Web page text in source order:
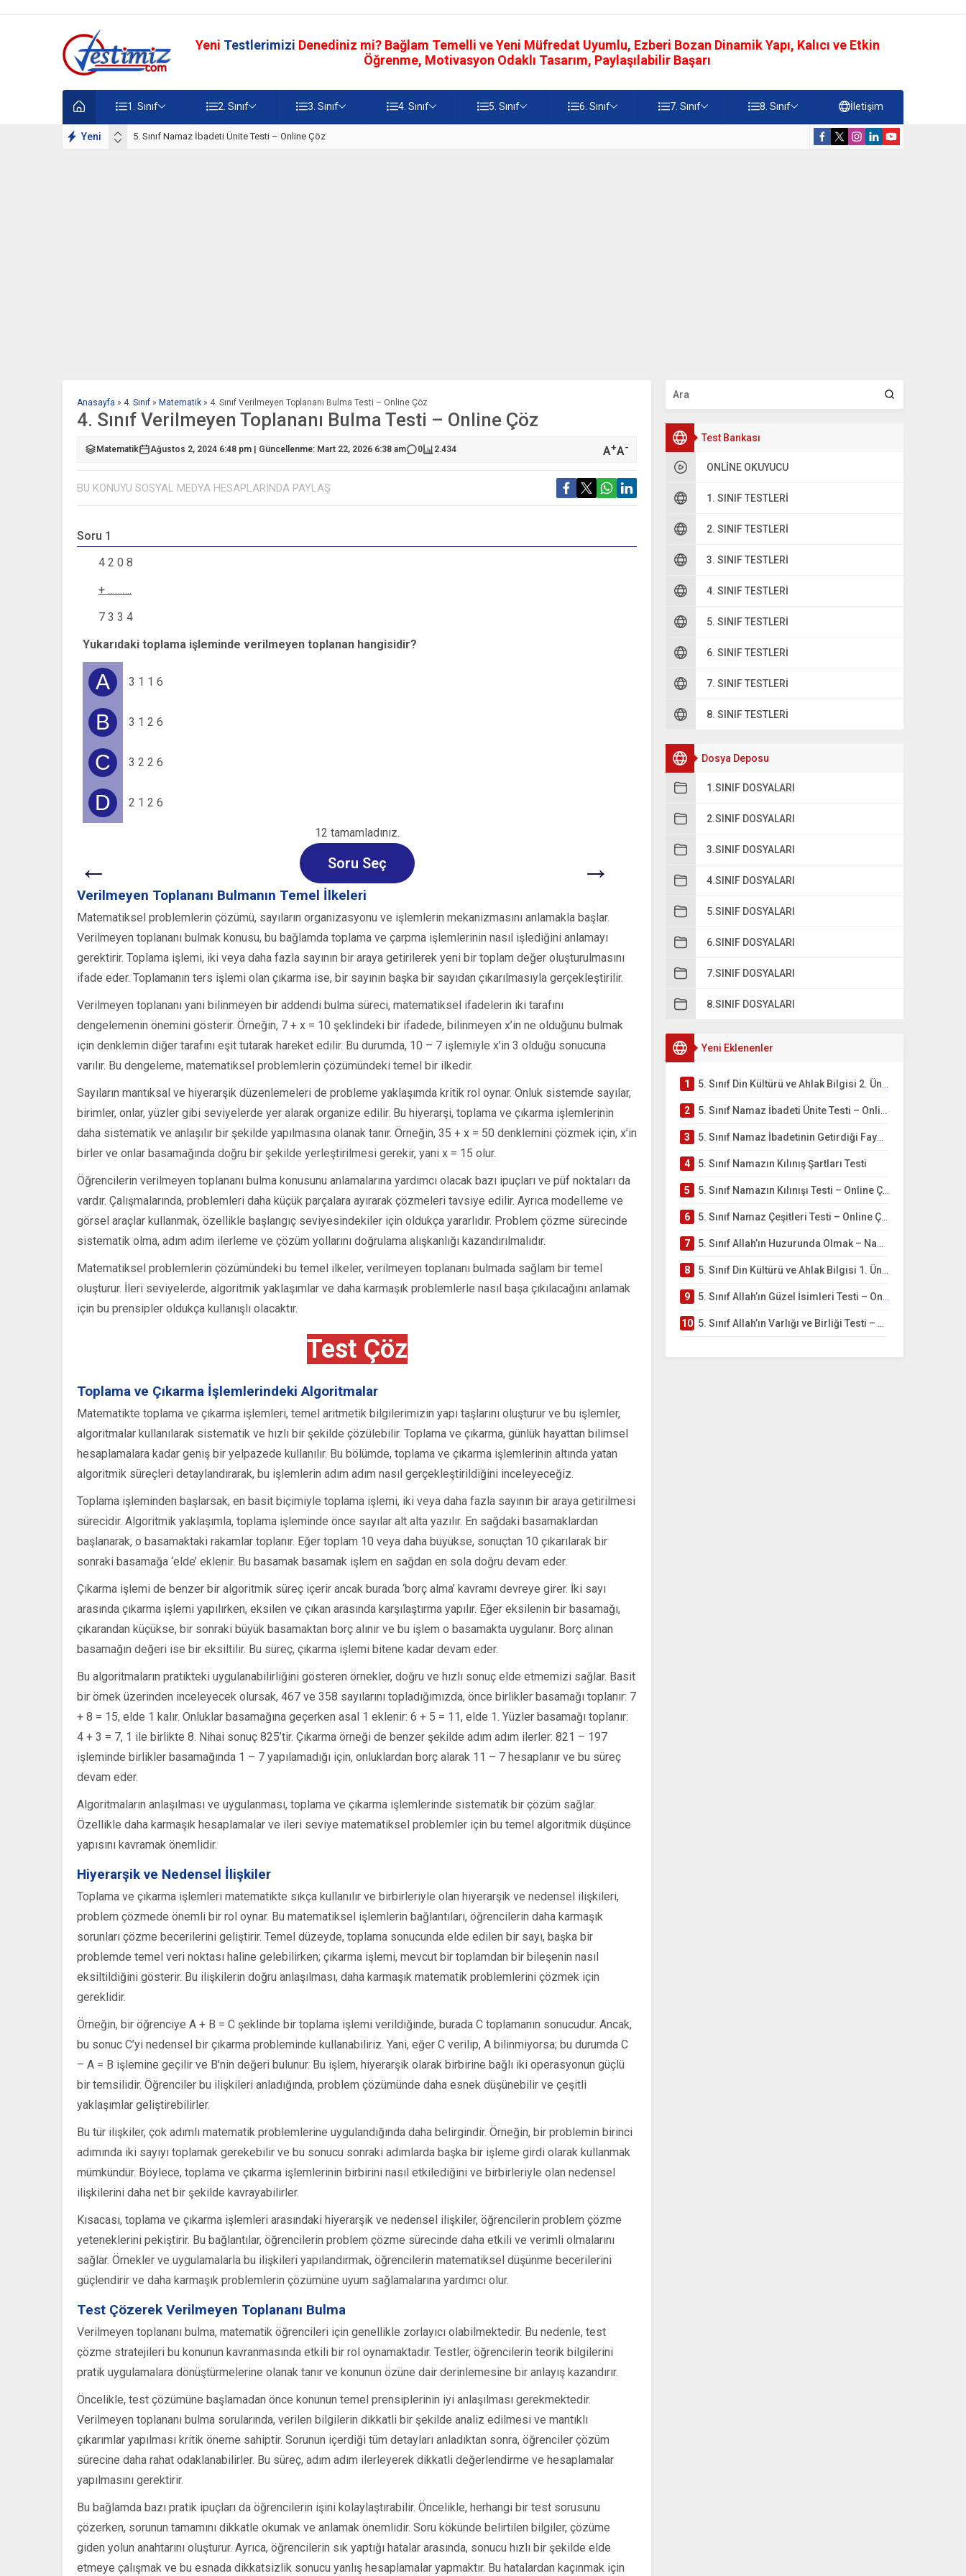
Yeni Testlerimizi Denediniz mi? Bağlam Temelli ve Yeni Müfredat Uyumlu, Ezberi Bozan Dinamik Yapı, Kalıcı ve Etkin
Öğrenme, Motivasyon Odaklı Tasarım, Paylaşılabilir Başarı
1. Sınıf 2. Sınıf 3. Sınıf 4. Sınıf 5. Sınıf 6. Sınıf 7. Sınıf 8. Sınıf İletişim
Yeni 5. Sınıf Namaz İbadeti Ünite Testi – Online Çöz
Test Bankası
ONLINE OKUYUCU
1. SINIF TESTLERI
2. SINIF TESTLERI
3. SINIF TESTLERI
4. SINIF TESTLERI
5. SINIF TESTLERI
6. SINIF TESTLERI
7. SINIF TESTLERI
8. SINIF TESTLERI
Dosya Deposu
1.SINIF DOSYALARI
2.SINIF DOSYALARI
3.SINIF DOSYALARI
4.SINIF DOSYALARI
5.SINIF DOSYALARI
6.SINIF DOSYALARI
7.SINIF DOSYALARI
8.SINIF DOSYALARI
Yeni Eklenenler
1 5. Sınıf Din Kültürü ve Ahlak Bilgisi 2. Ünite: Namaz İbadeti Çalışmaları
2 5. Sınıf Namaz İbadeti Ünite Testi – Online Çöz
3 5. Sınıf Namaz İbadetinin Getirdiği Faydalar Testi
4 5. Sınıf Namazın Kılınış Şartları Testi
5 5. Sınıf Namazın Kılınışı Testi – Online Çöz
6 5. Sınıf Namaz Çeşitleri Testi – Online Çöz
7 5. Sınıf Allah’ın Huzurunda Olmak – Namaz İbadeti Testi
8 5. Sınıf Din Kültürü ve Ahlak Bilgisi 1. Ünite: Allah İnancı Çalışmaları
9 5. Sınıf Allah’ın Güzel İsimleri Testi – Online Çöz
10 5. Sınıf Allah’ın Varlığı ve Birliği Testi – Online Çöz
Anasayfa » 4. Sınıf » Matematik » 4. Sınıf Verilmeyen Toplananı Bulma Testi – Online Çöz
4. Sınıf Verilmeyen Toplananı Bulma Testi – Online Çöz
Matematik Ağustos 2, 2024 6:48 pm | Güncellenme: Mart 22, 2026 6:38 am 0 2.434 A+A-
BU KONUYU SOSYAL MEDYA HESAPLARINDA PAYLAŞ
Soru 1
4 2 0 8
+ ……….
7 3 3 4
Yukarıdaki toplama işleminde verilmeyen toplanan hangisidir?
A 3 1 1 6
B 3 1 2 6
C 3 2 2 6
D 2 1 2 6
………..
+ 3 7 4 1
8 3 1 0
Yukarıdaki toplama işleminde verilmeyen toplanan
4 5 6 9
3 5 6 9
3 4 6 9
12 tamamladınız.
← Soru Seç →
Verilmeyen Toplananı Bulmanın Temel İlkeleri
Matematiksel problemlerin çözümü, sayıların organizasyonu ve işlemlerin mekanizmasını anlamakla başlar.
Verilmeyen toplananı bulmak konusu, bu bağlamda toplama ve çarpma işlemlerinin nasıl işlediğini anlamayı
gerektirir. Toplama işlemi, iki veya daha fazla sayının bir araya getirilerek yeni bir toplam değer oluşturulmasını
ifade eder. Toplamanın ters işlemi olan çıkarma ise, bir sayının başka bir sayıdan çıkarılmasıyla gerçekleştirilir.
Verilmeyen toplananı yani bilinmeyen bir addendi bulma süreci, matematiksel ifadelerin iki tarafını
dengelemenin önemini gösterir. Örneğin, 7 + x = 10 şeklindeki bir ifadede, bilinmeyen x’in ne olduğunu bulmak
için denklemin diğer tarafını eşit tutarak hareket edilir. Bu durumda, 10 – 7 işlemiyle x’in 3 olduğu sonucuna
varılır. Bu dengeleme, matematiksel problemlerin çözümündeki temel bir ilkedir.
Sayıların mantıksal ve hiyerarşik düzenlemeleri de probleme yaklaşımda kritik rol oynar. Onluk sistemde sayılar,
birimler, onlar, yüzler gibi seviyelerde yer alarak organize edilir. Bu hiyerarşi, toplama ve çıkarma işlemlerinin
daha sistematik ve anlaşılır bir şekilde yapılmasına olanak tanır. Örneğin, 35 + x = 50 denklemini çözmek için, x’in
birler ve onlar basamağında doğru bir şekilde yerleştirilmesi gerekir, yani x = 15 olur.
Öğrencilerin verilmeyen toplananı bulma konusunu anlamalarına yardımcı olacak bazı ipuçları ve püf noktaları da
vardır. Çalışmalarında, problemleri daha küçük parçalara ayırarak çözmeleri tavsiye edilir. Ayrıca modelleme ve
görsel araçlar kullanmak, özellikle başlangıç seviyesindekiler için oldukça yararlıdır. Problem çözme sürecinde
sistematik olma, adım adım ilerleme ve çözüm yollarını doğrulama alışkanlığı kazandırılmalıdır.
Matematiksel problemlerin çözümündeki bu temel ilkeler, verilmeyen toplananı bulmada sağlam bir temel
oluşturur. İleri seviyelerde, algoritmik yaklaşımlar ve daha karmaşık problemlerle nasıl başa çıkılacağını anlamak
için bu prensipler oldukça kullanışlı olacaktır.
Test Çöz
Toplama ve Çıkarma İşlemlerindeki Algoritmalar
Matematikte toplama ve çıkarma işlemleri, temel aritmetik bilgilerimizin yapı taşlarını oluşturur ve bu işlemler,
algoritmalar kullanılarak sistematik ve hızlı bir şekilde çözülebilir. Toplama ve çıkarma, günlük hayattan bilimsel
hesaplamalara kadar geniş bir yelpazede kullanılır. Bu bölümde, toplama ve çıkarma işlemlerinin altında yatan
algoritmik süreçleri detaylandırarak, bu işlemlerin adım adım nasıl gerçekleştirildiğini inceleyeceğiz.
Toplama işleminden başlarsak, en basit biçimiyle toplama işlemi, iki veya daha fazla sayının bir araya getirilmesi
sürecidir. Algoritmik yaklaşımla, toplama işleminde önce sayılar alt alta yazılır. En sağdaki basamaklardan
başlanarak, o basamaktaki rakamlar toplanır. Eğer toplam 10 veya daha büyükse, sonuçtan 10 çıkarılarak bir
sonraki basamağa ‘elde’ eklenir. Bu basamak basamak işlem en sağdan en sola doğru devam eder.
Çıkarma işlemi de benzer bir algoritmik süreç içerir ancak burada ‘borç alma’ kavramı devreye girer. İki sayı
arasında çıkarma işlemi yapılırken, eksilen ve çıkan arasında karşılaştırma yapılır. Eğer eksilenin bir basamağı,
çıkarandan küçükse, bir sonraki büyük basamaktan borç alınır ve bu işlem o basamakta uygulanır. Borç alınan
basamağın değeri ise bir eksiltilir. Bu süreç, çıkarma işlemi bitene kadar devam eder.
Bu algoritmaların pratikteki uygulanabilirliğini gösteren örnekler, doğru ve hızlı sonuç elde etmemizi sağlar. Basit
bir örnek üzerinden inceleyecek olursak, 467 ve 358 sayılarını topladığımızda, önce birlikler basamağı toplanır: 7
+ 8 = 15, elde 1 kalır. Onluklar basamağına geçerken asal 1 eklenir: 6 + 5 = 11, elde 1. Yüzler basamağı toplanır:
4 + 3 = 7, 1 ile birlikte 8. Nihai sonuç 825’tir. Çıkarma örneği de benzer şekilde adım adım ilerler: 821 – 197
işleminde birlikler basamağında 1 – 7 yapılamadığı için, onluklardan borç alarak 11 – 7 hesaplanır ve bu süreç
devam eder.
Algoritmaların anlaşılması ve uygulanması, toplama ve çıkarma işlemlerinde sistematik bir çözüm sağlar.
Özellikle daha karmaşık hesaplamalar ve ileri seviye matematiksel problemler için bu temel algoritmik düşünce
yapısını kavramak önemlidir.
Hiyerarşik ve Nedensel İlişkiler
Toplama ve çıkarma işlemleri matematikte sıkça kullanılır ve birbirleriyle olan hiyerarşik ve nedensel ilişkileri,
problem çözmede önemli bir rol oynar. Bu matematiksel işlemlerin bağlantıları, öğrencilerin daha karmaşık
sorunları çözme becerilerini geliştirir. Temel düzeyde, toplama sonucunda elde edilen bir sayı, başka bir
problemde temel veri noktası haline gelebilirken; çıkarma işlemi, mevcut bir toplamdan bir bileşenin nasıl
eksiltildiğini gösterir. Bu ilişkilerin doğru anlaşılması, daha karmaşık matematik problemlerini çözmek için
gereklidir.
Örneğin, bir öğrenciye A + B = C şeklinde bir toplama işlemi verildiğinde, burada C toplamanın sonucudur. Ancak,
bu sonuc C’yi nedensel bir çıkarma probleminde kullanabiliriz. Yani, eğer C verilip, A bilinmiyorsa; bu durumda C
– A = B işlemine geçilir ve B’nin değeri bulunur. Bu işlem, hiyerarşik olarak birbirine bağlı iki operasyonun güçlü
bir temsilidir. Öğrenciler bu ilişkileri anladığında, problem çözümünde daha esnek düşünebilir ve çeşitli
yaklaşımlar geliştirebilirler.
Bu tür ilişkiler, çok adımlı matematik problemlerine uygulandığında daha belirgindir. Örneğin, bir problemin birinci
adımında iki sayıyı toplamak gerekebilir ve bu sonucu sonraki adımlarda başka bir işleme girdi olarak kullanmak
mümkündür. Böylece, toplama ve çıkarma işlemlerinin birbirini nasıl etkilediğini ve birbirleriyle olan nedensel
ilişkilerini daha net bir şekilde kavrayabilirler.
Kısacası, toplama ve çıkarma işlemleri arasındaki hiyerarşik ve nedensel ilişkiler, öğrencilerin problem çözme
yeteneklerini pekiştirir. Bu bağlantılar, öğrencilerin problem çözme sürecinde daha etkili ve verimli olmalarını
sağlar. Örnekler ve uygulamalarla bu ilişkileri yapılandırmak, öğrencilerin matematiksel düşünme becerilerini
güçlendirir ve daha karmaşık problemlerin çözümüne uyum sağlamalarına yardımcı olur.
Test Çözerek Verilmeyen Toplananı Bulma
Verilmeyen toplananı bulma, matematik öğrencileri için genellikle zorlayıcı olabilmektedir. Bu nedenle, test
çözme stratejileri bu konunun kavranmasında etkili bir rol oynamaktadır. Testler, öğrencilerin teorik bilgilerini
pratik uygulamalara dönüştürmelerine olanak tanır ve konunun özüne dair derinlemesine bir anlayış kazandırır.
Öncelikle, test çözümüne başlamadan önce konunun temel prensiplerinin iyi anlaşılması gerekmektedir.
Verilmeyen toplananı bulma sorularında, verilen bilgilerin dikkatli bir şekilde analiz edilmesi ve mantıklı
çıkarımlar yapılması kritik öneme sahiptir. Sorunun içerdiği tüm detayları anladıktan sonra, öğrenciler çözüm
sürecine daha rahat odaklanabilirler. Bu süreç, adım adım ilerleyerek dikkatli değerlendirme ve hesaplamalar
yapılmasını gerektirir.
Bu bağlamda bazı pratik ipuçları da öğrencilerin işini kolaylaştırabilir. Öncelikle, herhangi bir test sorusunu
çözerken, sorunun tamamını dikkatle okumak ve anlamak önemlidir. Soru kökünde belirtilen bilgiler, çözüme
giden yolun anahtarını oluşturur. Ayrıca, öğrencilerin sık yaptığı hatalar arasında, sonucu hızlı bir şekilde elde
etmeye çalışmak ve bu esnada dikkatsizlik sonucu yanlış hesaplamalar yapmaktır. Bu hatalardan kaçınmak için